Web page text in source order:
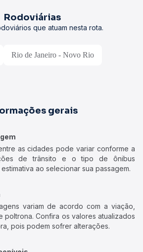
Rodoviárias
que atuam nesta rota.
Rio de Janeiro - Novo Rio
gerais
as cidades pode variar conforme a
de trânsito e o tipo de ônibus
ao selecionar sua passagem.
variam de acordo com a viação,
poltrona. Confira os valores atualizados
pois podem sofrer alterações.